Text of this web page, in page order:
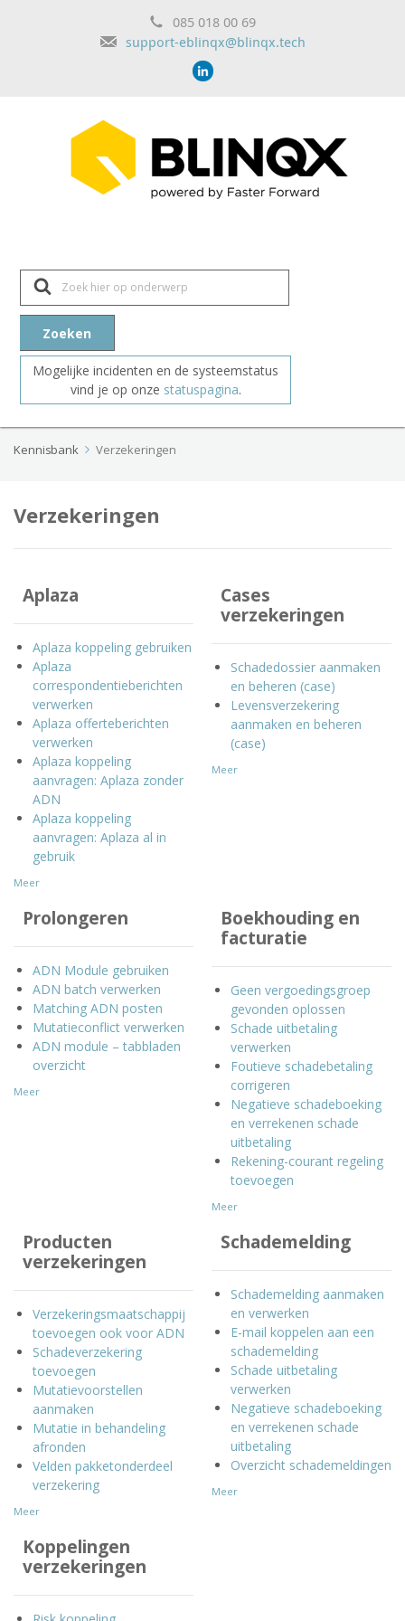
085 018 00 69
support-eblinqx@blinqx.tech
Z
e
k
a
Zoeken
Mogelijke incidenten en de systeemstatus
vind je op onze statuspagina.
Kennisbank Verzekeringen
Verzekeringen
Aplaza
Aplaza koppeling gebruiken
Aplaza
correspondentieberichten
verwerken
Aplaza offerteberichten
verwerken
Aplaza koppeling
aanvragen: Aplaza zonder
ADN
Aplaza koppeling
aanvragen: Aplaza al in
gebruik
Meer
Cases
verzekeringen
Schadedossier aanmaken
en beheren (case)
Levensverzekering
aanmaken en beheren
(case)
Meer
Prolongeren
ADN Module gebruiken
ADN batch verwerken
Matching ADN posten
Mutatieconflict verwerken
ADN module – tabbladen
overzicht
Meer
Boekhouding en
facturatie
Geen vergoedingsgroep
gevonden oplossen
Schade uitbetaling
verwerken
Foutieve schadebetaling
corrigeren
Negatieve schadeboeking
en verrekenen schade
uitbetaling
Rekening-courant regeling
toevoegen
Meer
Producten
verzekeringen
Verzekeringsmaatschappij
toevoegen ook voor ADN
Schadeverzekering
toevoegen
Mutatievoorstellen
aanmaken
Mutatie in behandeling
afronden
Velden pakketonderdeel
verzekering
Meer
Schademelding
Schademelding aanmaken
en verwerken
E-mail koppelen aan een
schademelding
Schade uitbetaling
verwerken
Negatieve schadeboeking
en verrekenen schade
uitbetaling
Overzicht schademeldingen
Meer
Koppelingen
verzekeringen